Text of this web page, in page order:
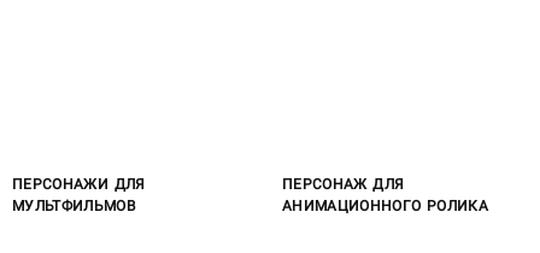
ПЕРСОНАЖИ ДЛЯ
МУЛЬТФИЛЬМОВ
ПЕРСОНАЖ ДЛЯ
АНИМАЦИОННОГО РОЛИКА